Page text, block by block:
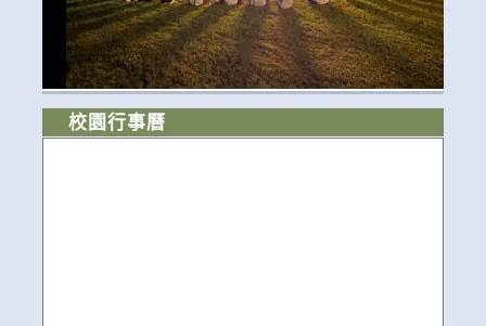
校園行事曆